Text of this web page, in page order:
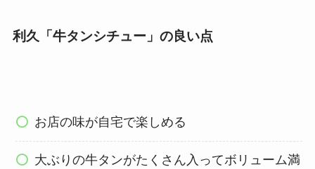
利久「牛タンシチュー」の良い点
お店の味が自宅で楽しめる
大ぶりの牛タンがたくさん入ってボリューム満